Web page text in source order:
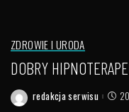
ZDROWIE I URODA
DOBRY
Posted
redakcja serwisu